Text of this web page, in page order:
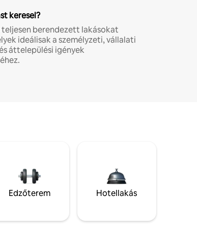
keresel?
teljesen berendezett lakásokat
ideálisak a személyzeti, vállalati
áttelepülési igények
Edzőterem Hotellakás